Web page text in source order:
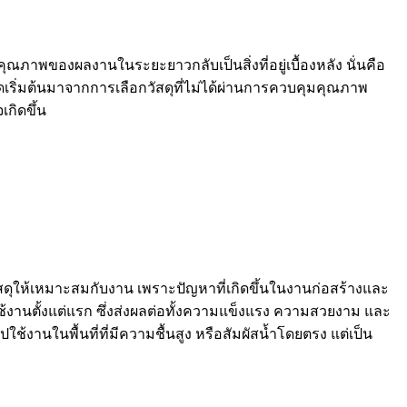
าพของผลงานในระยะยาวกลับเป็นสิ่งที่อยู่เบื้องหลัง นั่นคือ
ริ่มต้นมาจากการเลือกวัสดุที่ไม่ได้ผ่านการควบคุมคุณภาพ
กิดขึ้น
ห้เหมาะสมกับงาน เพราะปัญหาที่เกิดขึ้นในงานก่อสร้างและ
านตั้งแต่แรก ซึ่งส่งผลต่อทั้งความแข็งแรง ความสวยงาม และ
ช้งานในพื้นที่ที่มีความชื้นสูง หรือสัมผัสน้ำโดยตรง แต่เป็น